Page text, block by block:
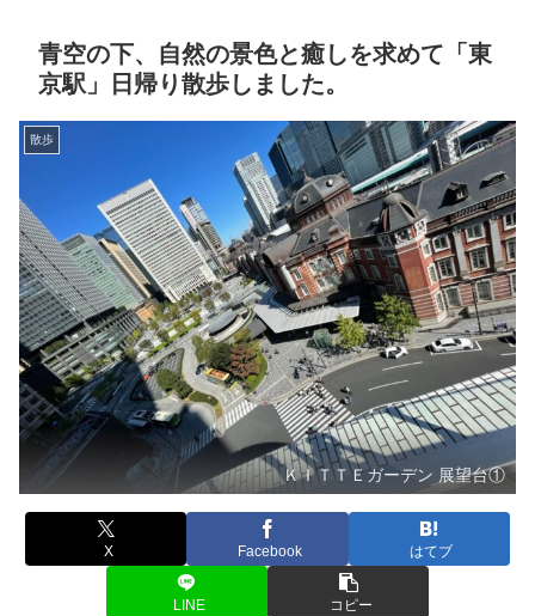
青空の下、自然の景色と癒しを求めて「東
京駅」日帰り散歩しました。
散歩
ＫＩＴＴＥガーデン 展望台①
X Facebook はてブ
LINE コピー